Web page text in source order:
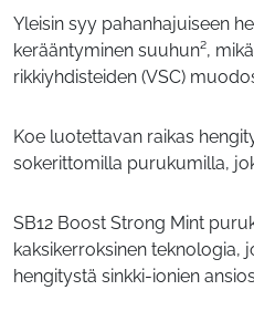
Yleisin syy pahanhajuiseen
kerääntyminen suuhun²,
rikkiyhdisteiden (VSC)
Koe luotettavan raikas
sokerittomilla purukumilla,
SB12 Boost Strong Mint
kaksikerroksinen teknologia,
hengitystä sinkki-ionien